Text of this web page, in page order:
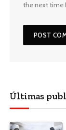
the next time
Últimas